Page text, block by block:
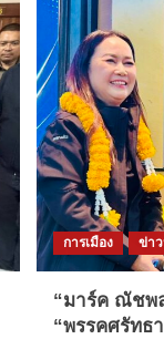
การเมือง ข่า
“มาร์ค ณัชพ
“พรรคศรัทธ